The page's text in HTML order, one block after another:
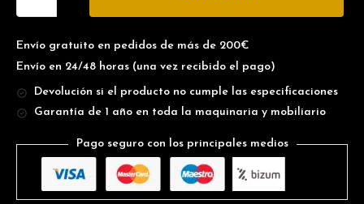
Envío gratuito en pedidos de más de 200€
Envío en 24/48 horas (una vez recibido el pago)
Devolución si el producto no cumple las especificaciones
Garantía de 1 año en toda la maquinaria y mobiliario
Pago seguro con los principales medios